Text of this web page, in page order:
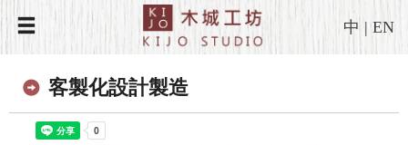
中 |EN
客製化設計製造